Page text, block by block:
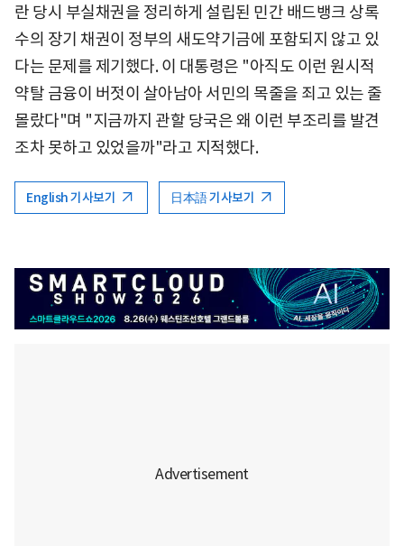
란 당시 부실채권을 정리하게 설립된 민간 배드뱅크 상록
수의 장기 채권이 정부의 새도약기금에 포함되지 않고 있
다는 문제를 제기했다. 이 대통령은 "아직도 이런 원시적
약탈 금융이 버젓이 살아남아 서민의 목줄을 죄고 있는 줄
몰랐다"며 "지금까지 관할 당국은 왜 이런 부조리를 발견
조차 못하고 있었을까"라고 지적했다.
English 기사보기 日本語 기사보기